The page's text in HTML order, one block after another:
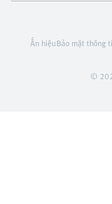
©
Ấn hiệuBảo mật thông